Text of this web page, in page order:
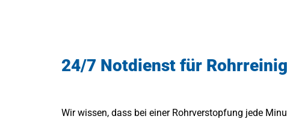
24/7 Notdienst für
Wir wissen, dass bei einer Rohrverstopfung jede